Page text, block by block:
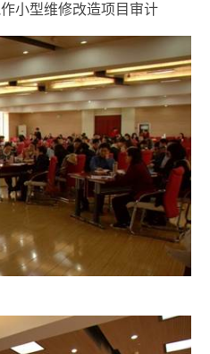
小型维修改造项目审计